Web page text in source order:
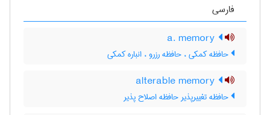
فارسی
حافظه کمکی ، حافظه رزرو ، انباره کمکی
حافظه تغییرپذیر حافظه اصلاح پذیر